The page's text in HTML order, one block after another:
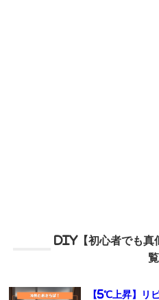
DIY【初心者でも真
覧
【5℃上昇】リ